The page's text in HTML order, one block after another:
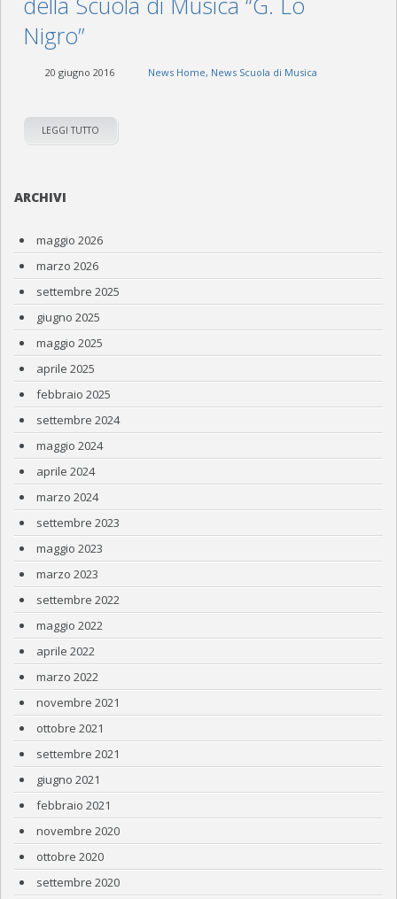
Nigro”
20 giugno 2016 News Home, News Scuola di Musica
LEGGI TUTTO
ARCHIVI
maggio 2026
marzo 2026
settembre 2025
giugno 2025
maggio 2025
aprile 2025
febbraio 2025
settembre 2024
maggio 2024
aprile 2024
marzo 2024
settembre 2023
maggio 2023
marzo 2023
settembre 2022
maggio 2022
aprile 2022
marzo 2022
novembre 2021
ottobre 2021
settembre 2021
giugno 2021
febbraio 2021
novembre 2020
ottobre 2020
settembre 2020